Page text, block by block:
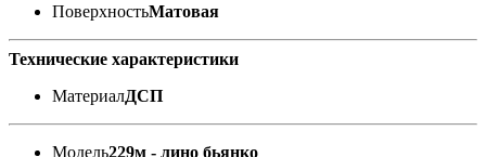
ПоверхностьМатовая
Технические характеристики
МатериалДСП
Модель229м - лино бьянко